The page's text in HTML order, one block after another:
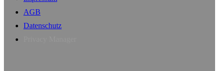
AGB
Datenschutz